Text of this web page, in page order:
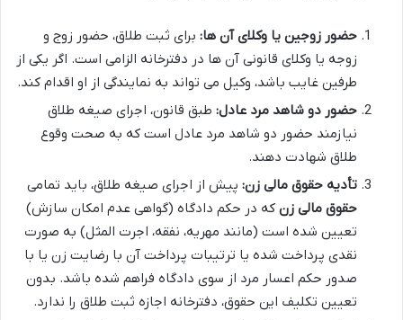
حضور زوجین یا وکلای آن ها: برای ثبت طلاق، حضور زوج و
زوجه یا وکلای قانونی آن ها در دفترخانه الزامی است. اگر یکی از
طرفین غایب باشد، وکیل می تواند به نمایندگی از او اقدام کند.
حضور دو شاهد مرد عادل: طبق قانون، اجرای صیغه طلاق
نیازمند حضور دو شاهد مرد عادل است که به صحت وقوع
طلاق شهادت دهند.
تأدیه حقوق مالی زن: پیش از اجرای صیغه طلاق، باید تمامی
حقوق مالی زن که در حکم دادگاه (گواهی عدم امکان سازش)
تعیین شده است (مانند مهریه، نفقه، اجرت المثل) به صورت
نقدی پرداخت شده یا ترتیبات پرداخت آن با رضایت زن یا با
صدور حکم اعسار مرد از سوی دادگاه فراهم شده باشد. بدون
تعیین تکلیف این حقوق، دفترخانه اجازه ثبت طلاق را ندارد.